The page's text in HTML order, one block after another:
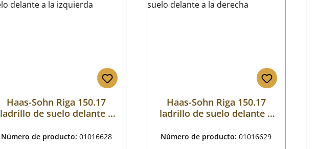
Haas-Sohn Riga 150.17
ladrillo de suelo delante a
Número de producto: 01016628
Haas-Sohn Riga 150.17
ladrillo de suelo delante a
Número de producto:01016629